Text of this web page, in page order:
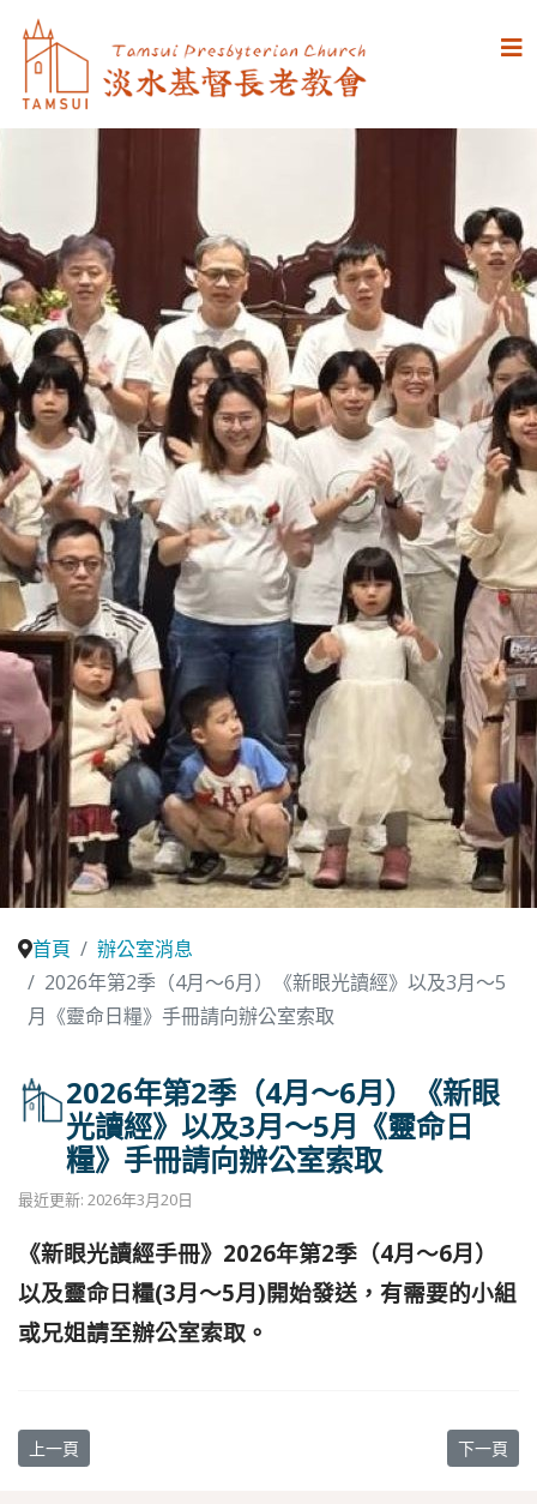
首頁
辦公室消息
2026年第2季（4月〜6月）《新眼光讀經》以及3月〜5
月《靈命日糧》手冊請向辦公室索取
2026年第2季（4月〜6月）《新眼
光讀經》以及3月〜5月《靈命日
糧》手冊請向辦公室索取
最近更新: 2026年3月20日
《新眼光讀經手冊》2026年第2季（4月〜6月）
以及靈命日糧(3月〜5月)開始發送，有需要的小組
或兄姐請至辦公室索取。
上一篇文章: 本周3/22~3/28團契聚會表
上一頁 下一篇文
下一頁